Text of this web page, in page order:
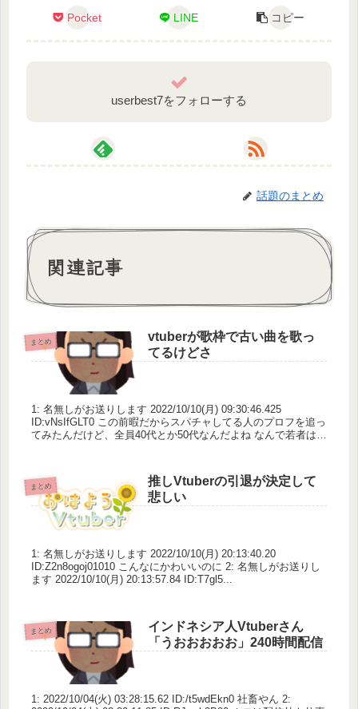
Pocket LINE コピー
userbest7をフォローする
話題のまとめ
関連記事
まとめ
vtuberが歌枠で古い曲を歌っ
てるけどさ
1: 名無しがお送りします 2022/10/10(月) 09:30:46.425
ID:vNsIfGLT0 この前暇だからスパチャしてる人のプロフを追っ
てみたんだけど、全員40代とか50代なんだよね なんで若者はス
まとめ
推しVtuberの引退が決定して
悲しい
1: 名無しがお送りします 2022/10/10(月) 20:13:40.20
ID:Z2n8ogoj01010 こんなにかわいいのに 2: 名無しがお送りし
ます 2022/10/10(月) 20:13:57.84 ID:T7gl5...
まとめ
インドネシア人Vtuberさん
「うおおおおお」240時間配信
1: 2022/10/04(火) 03:28:15.62 ID:/t5wdEkn0 社畜やん 2: